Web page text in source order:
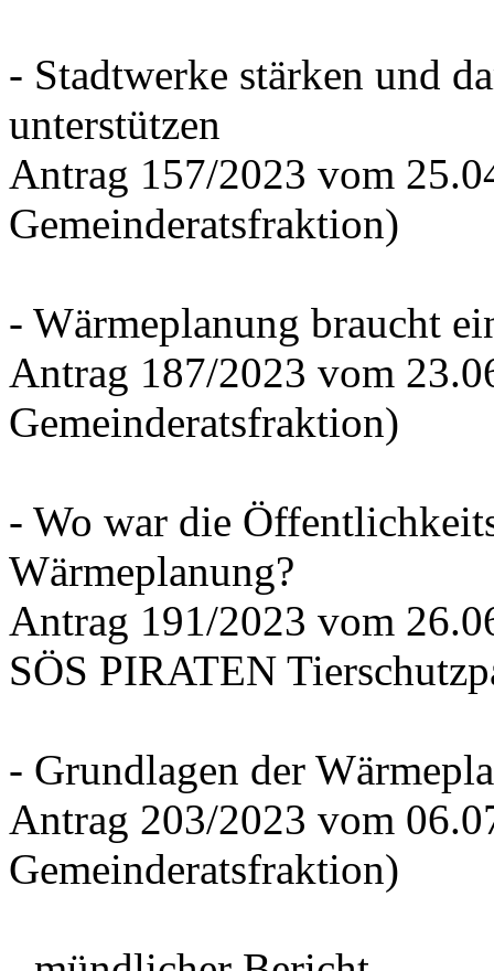
- Stadtwerke stärken und
unterstützen
Antrag 157/2023 vom
Gemeinderatsfraktion)
- Wärmeplanung braucht
Antrag 187/2023 vom
Gemeinderatsfraktion)
- Wo war die
Wärmeplanung?
Antrag 191/2023 vom
SÖS PIRATEN
- Grundlagen der
Antrag 203/2023 vom
Gemeinderatsfraktion)